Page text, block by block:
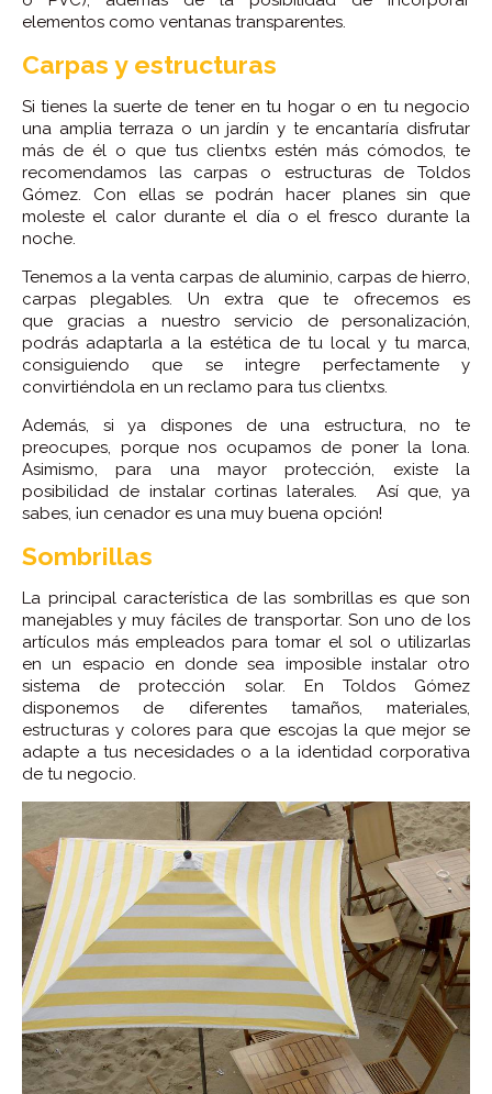
elementos como ventanas transparentes.
Carpas y estructuras
Si tienes la suerte de tener en tu hogar o en tu negocio
una amplia terraza o un jardín y te encantaría disfrutar
más de él o que tus clientxs estén más cómodos, te
recomendamos las carpas o estructuras de Toldos
Gómez. Con ellas se podrán hacer planes sin que
moleste el calor durante el día o el fresco durante la
noche.
Tenemos a la venta carpas de aluminio, carpas de hierro,
carpas plegables. Un extra que te ofrecemos es
que gracias a nuestro servicio de personalización,
podrás adaptarla a la estética de tu local y tu marca,
consiguiendo que se integre perfectamente y
convirtiéndola en un reclamo para tus clientxs.
Además, si ya dispones de una estructura, no te
preocupes, porque nos ocupamos de poner la lona.
Asimismo, para una mayor protección, existe la
posibilidad de instalar cortinas laterales. Así que, ya
sabes, ¡un cenador es una muy buena opción!
Sombrillas
La principal característica de las sombrillas es que son
manejables y muy fáciles de transportar. Son uno de los
artículos más empleados para tomar el sol o utilizarlas
en un espacio en donde sea imposible instalar otro
sistema de protección solar. En Toldos Gómez
disponemos de diferentes tamaños, materiales,
estructuras y colores para que escojas la que mejor se
adapte a tus necesidades o a la identidad corporativa
de tu negocio.